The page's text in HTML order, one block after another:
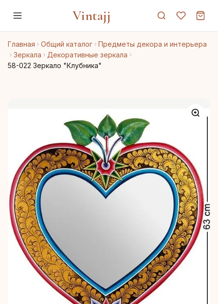
Vintajj
Главная Общий каталог
Предметы декора и интерьера
Зеркала
Декоративные зеркала
58-022 Зеркало "Клубника"